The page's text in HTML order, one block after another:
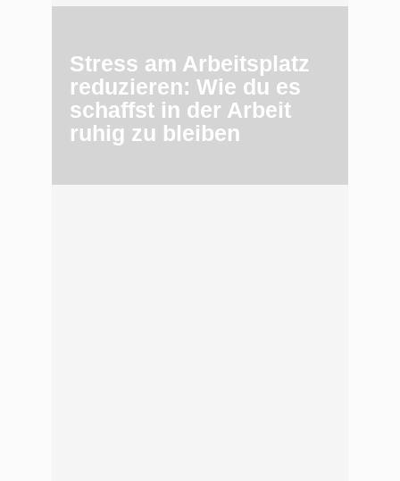
Stress am Arbeitsplatz
reduzieren: Wie du es
schaffst in der Arbeit
ruhig zu bleiben